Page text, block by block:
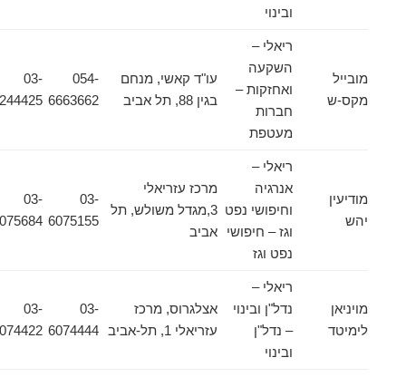
ובינוי
מובייל
מקס-ש
ריאלי –
השקעה
ואחזקות –
חברות
מעטפת
עו"ד קאשי, מנחם
054-
6663662
6244425
מודיעין
ריאלי –
אנרגיה
וחיפושי נפט
וגז – חיפושי
נפט וגז
מרכז עזריאלי
3,מגדל משולש, תל
אביב
6075155
6075684
מויניאן
לימיטד
ריאלי –
נדל"ן ובינוי
– נדל"ן
ובינוי
אצלגרוס, מרכז
עזריאלי 1, תל-אביב
6074444
6074422